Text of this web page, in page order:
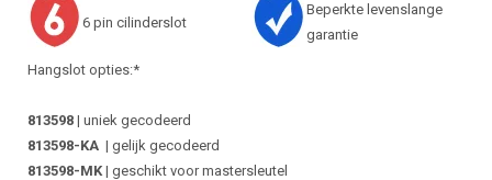
6 pin cilinderslot
Beperkte levenslange
garantie
Hangslot opties:*
813598 | uniek gecodeerd
813598-KA | gelijk gecodeerd
813598-MK| geschikt voor mastersleutel